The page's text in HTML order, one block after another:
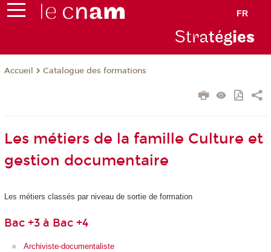
FR
Stratégies
Accueil Catalogue des formations
Les métiers de la famille Culture et
gestion documentaire
Les métiers classés par niveau de sortie de formation
Bac +3 à Bac +4
Archiviste-documentaliste